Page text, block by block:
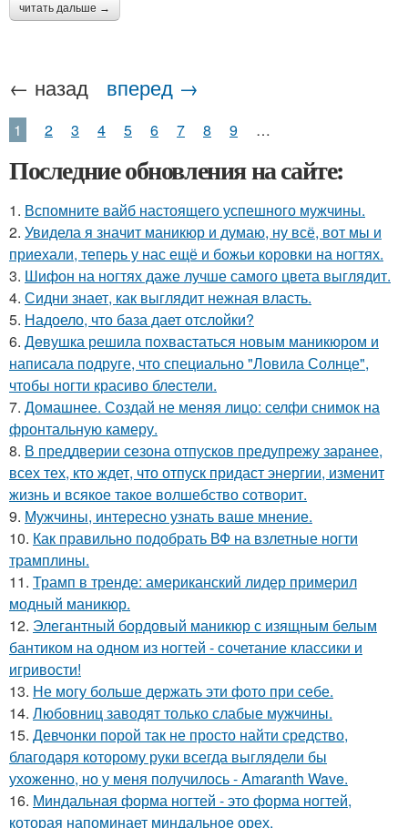
читать дальше →
← назад вперед →
1 2 3 4 5 6 7 8 9 …
Последние обновления на сайте:
1. Вспомните вайб настоящего успешного мужчины.
2. Увидела я значит маникюр и думаю, ну всё, вот мы и
приехали, теперь у нас ещё и божьи коровки на ногтях.
3. Шифон на ногтях даже лучше самого цвета выглядит.
4. Сидни знает, как выглядит нежная власть.
5. Надоело, что база дает отслойки?
6. Дeвушка решила похвастаться новым маникюром и
написала подруге, что специально "Ловила Солнце",
чтобы ногти красиво блeстели.
7. Домашнее. Создай не меняя лицо: селфи снимок на
фронтальную камеру.
8. В преддверии сезона отпусков предупрежу заранее,
всех тех, кто ждет, что отпуск придаст энергии, изменит
жизнь и всякое такое волшебство сотворит.
9. Мужчины, интересно узнать ваше мнение.
10. Как правильно подобрать ВФ на взлетные ногти
трамплины.
11. Трамп в тренде: американский лидер примерил
модный маникюр.
12. Элегантный бордовый маникюр с изящным белым
бантиком на одном из ногтей - сочетание классики и
игривости!
13. Не могу больше держать эти фото при себе.
14. Любовниц заводят только слабые мужчины.
15. Девчонки порой так не просто найти средство,
благодаря которому руки всегда выглядели бы
ухоженно, но у меня получилось - Amaranth Wave.
16. Миндальная форма ногтей - это форма ногтей,
которая напоминает миндальное орех.